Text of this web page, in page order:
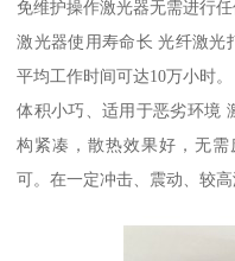
免维护操作激光器无需进行
激光器使用寿命长 光纤激光
平均工作时间可达10万小时。
体积小巧、适用于恶劣环境
构紧凑，散热效果好，无
可。在一定冲击、震动、较